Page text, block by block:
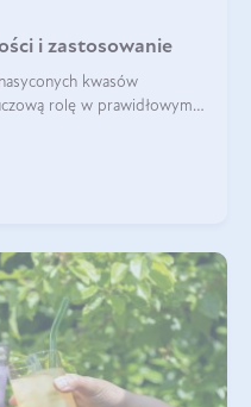
i zastosowanie
kwasów
rolę w prawidłowym